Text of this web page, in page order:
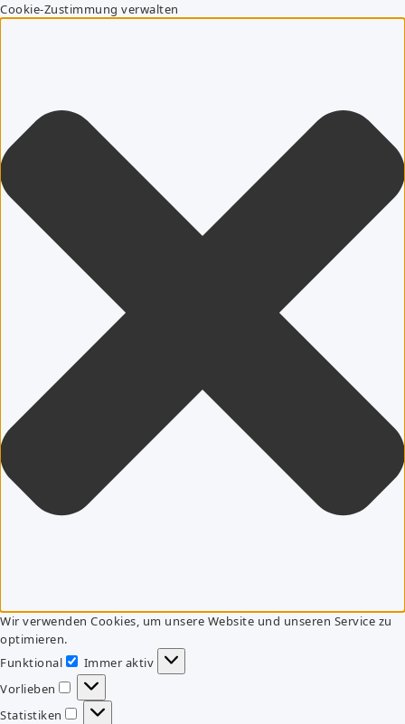
Cookie-Zustimmung verwalten
Wir verwenden Cookies, um unsere Website und unseren Service zu
optimieren.
Funktional
Funktional
Immer aktiv
Vorlieben
Vorlieben
Statistiken